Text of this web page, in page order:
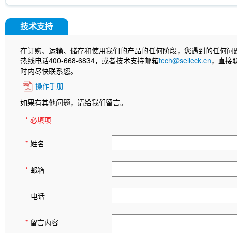
技术支持
在订购、运输、储存和使用我们的产品的任何阶段，您遇到的任何
热线电话400-668-6834，或者技术支持邮箱tech@selleck.cn，直接
时内尽快联系您。
操作手册
如果有其他问题，请给我们留言。
* 必填项
* 姓名
* 邮箱
电话
* 留言内容